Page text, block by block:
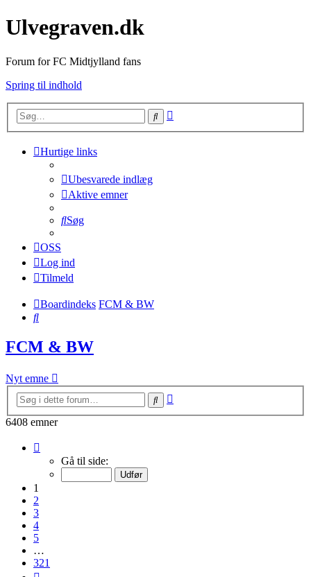
Ulvegraven.dk
Forum for FC Midtjylland fans
Spring til indhold
Søg
Hurtige links
Ubesvarede indlæg
Aktive emner
Søg
OSS
Log ind
Tilmeld
Boardindeks FCM & BW
Søg
FCM & BW
Nyt emne
Søg
6408 emner
Gå til side:
1
2
3
4
5
…
321